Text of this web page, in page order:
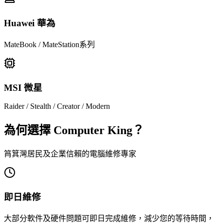
Huawei 華為
MateBook / MateStation系列
MSI 微星
Raider / Stealth / Creator / Modern
為何選擇 Computer King？
筲箕灣居民及企業信賴的電腦維修專家
即日維修
大部分軟件及硬件問題可即日完成維修，減少您的等待時間，